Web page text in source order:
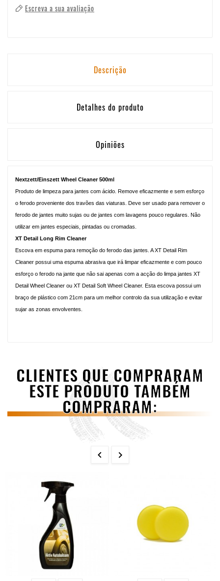
Escreva a sua avaliação
Descrição
Detalhes do produto
Opiniões
Nextzett/Einszett Wheel Cleaner 500ml
Produto de limpeza para jantes com ácido. Remove eficazmente e sem esforço
o ferodo proveniente dos travões das viaturas. Deve ser usado para remover o
ferodo de jantes muito sujas ou de jantes com lavagens pouco regulares. Não
utilizar em jantes especiais, pintadas ou cromadas.
XT Detail Long Rim Cleaner
Escova em espuma para remoção do ferodo das jantes. A XT Detail Rim
Cleaner possui uma espuma abrasiva que irá limpar eficazmente e com pouco
esforço o ferodo na jante que não sai apenas com a acção do limpa jantes XT
Detail Wheel Cleaner ou XT Detail Soft Wheel Cleaner. Esta escova possui um
braço de plástico com 21cm para um melhor controlo da sua utilização e evitar
sujar as zonas envolventes.
CLIENTES QUE COMPRARAM
ESTE PRODUTO TAMBÉM
COMPRARAM:
 